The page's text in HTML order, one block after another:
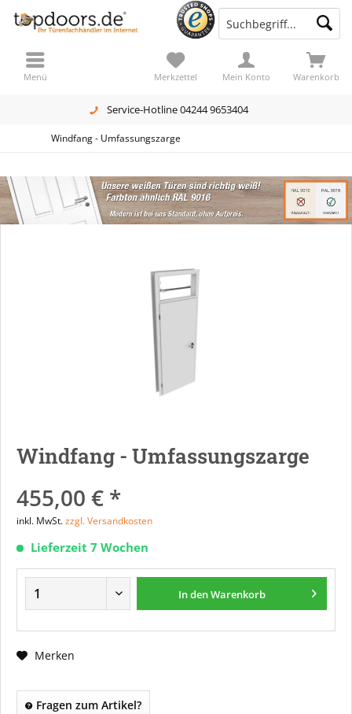
Service-Hotline 04244 9653404
Warenkorb
Merkzettel Mein Konto
Menü
Windfang - Umfassungszarge
Windfang - Umfassungszarge
455,00 € *
inkl. MwSt.zzgl. Versandkosten
Lieferzeit 7 Wochen
In denWarenkorb
Merken
Fragen zum Artikel?